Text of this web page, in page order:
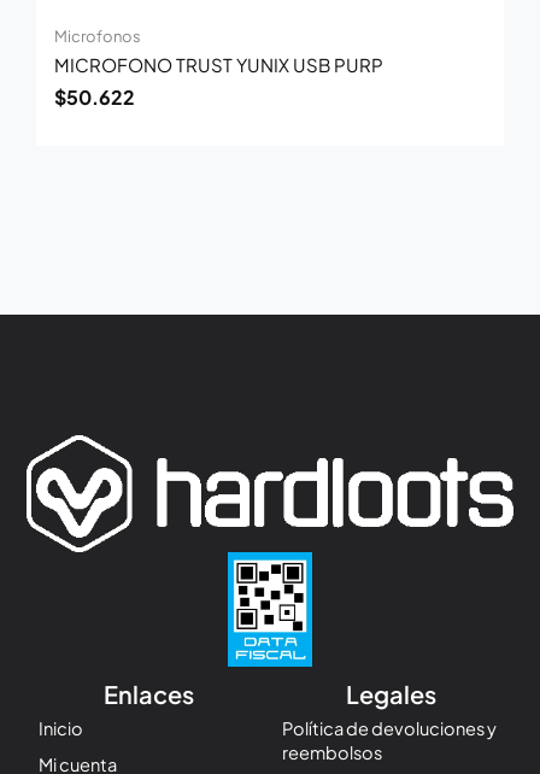
Microfonos
MICROFONO TRUST YUNIX USB PURP
$50.622
Enlaces
Inicio
Mi cuenta
Legales
Política de devoluciones y
reembolsos